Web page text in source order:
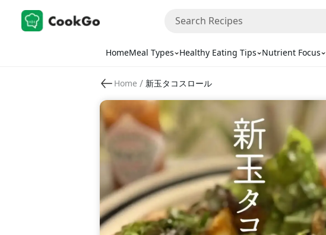
HomeMeal Types Healthy Eating Tips Nutrient Focus
Home / 新玉タコスロール